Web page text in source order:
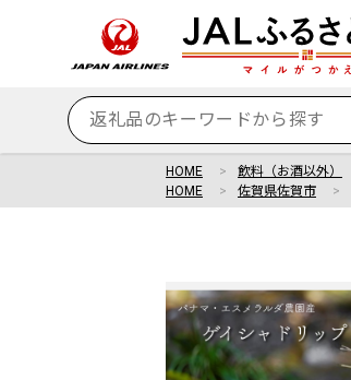
HOME 飲料（お酒以外）
HOME
佐賀県佐賀市